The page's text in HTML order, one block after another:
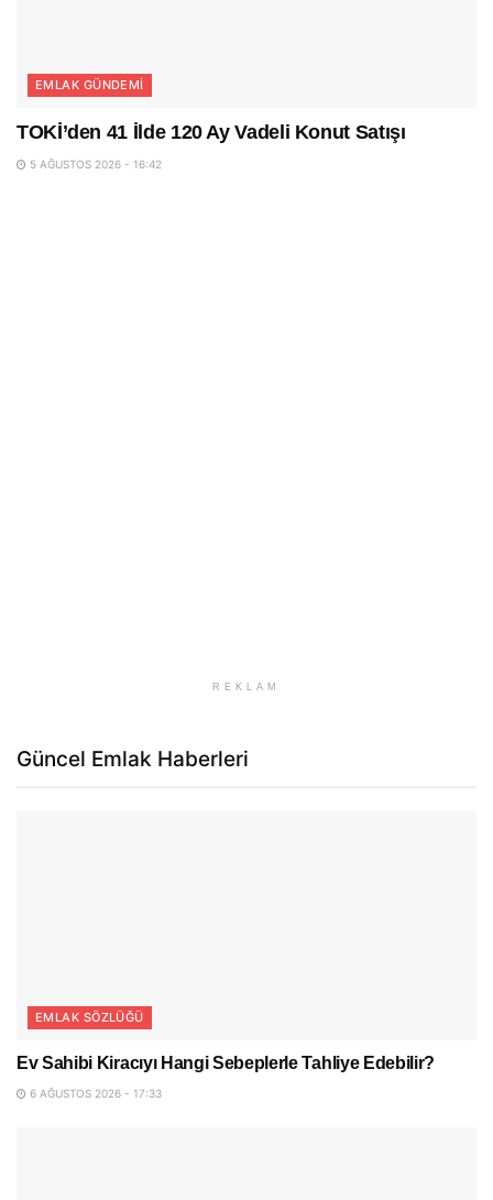
EMLAK GÜNDEMI
TOKİ’den 41 İlde 120 Ay Vadeli Konut Satışı
5 AĞUSTOS 2026 - 16:42
REKLAM
Güncel Emlak Haberleri
EMLAK SÖZLÜĞÜ
Ev Sahibi Kiracıyı Hangi Sebeplerle Tahliye Edebilir?
6 AĞUSTOS 2026 - 17:33